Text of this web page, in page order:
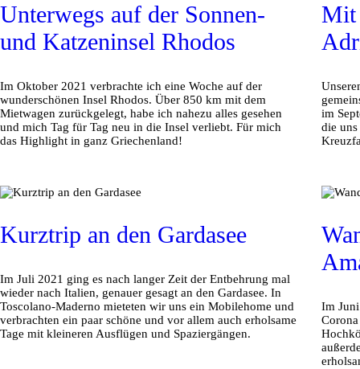
Unterwegs auf der Sonnen-
und Katzeninsel Rhodos
Im Oktober 2021 verbrachte ich eine Woche auf der
wunderschönen Insel Rhodos. Über 850 km mit dem
Mietwagen zurückgelegt, habe ich nahezu alles gesehen
und mich Tag für Tag neu in die Insel verliebt. Für mich
das Highlight in ganz Griechenland!
Mit
im
die
Kurztrip an den Gardasee
Im Juli 2021 ging es nach langer Zeit der Entbehrung mal
wieder nach Italien, genauer gesagt an den Gardasee. In
Toscolano-Maderno mieteten wir uns ein Mobilehome und
verbrachten ein paar schöne und vor allem auch erholsame
Tage mit kleineren Ausflügen und Spaziergängen.
Im